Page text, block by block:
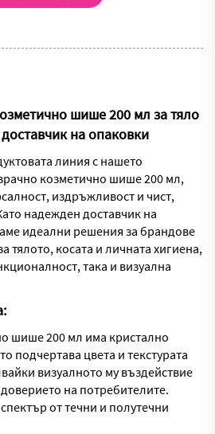
шише 200 мл за тяло
на опаковки
линия с нашето
козметично шише 200 мл,
издръжливост и чист,
надежден доставчик на
идеални решения за брандове
тялото, косата и личната хигиена,
така и визуална
шише 200 мл има кристално
подчертава цвета и текстурата
визуалното му въздействие
на потребителите.
от течни и полутечни